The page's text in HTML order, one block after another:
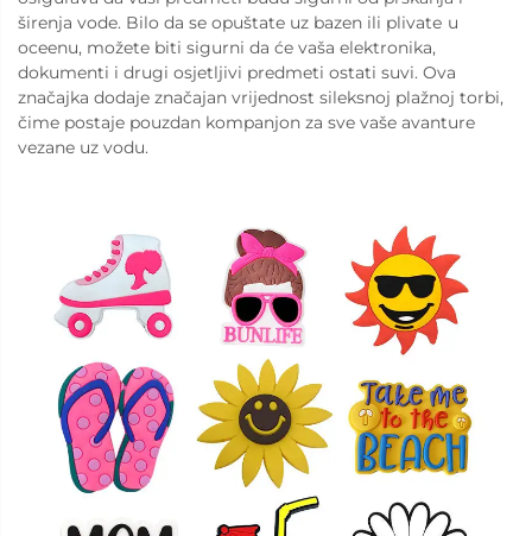
širenja vode. Bilo da se opuštate uz bazen ili plivatе u
oceenu, možete biti sigurni da će vaša elektronika,
dokumenti i drugi osjetljivi predmeti ostati suvi. Ova
značajka dodaje značajan vrijednost sileksnoj plažnoj torbi,
čime postaje pouzdan kompanjon za sve vaše avanture
vezane uz vodu.